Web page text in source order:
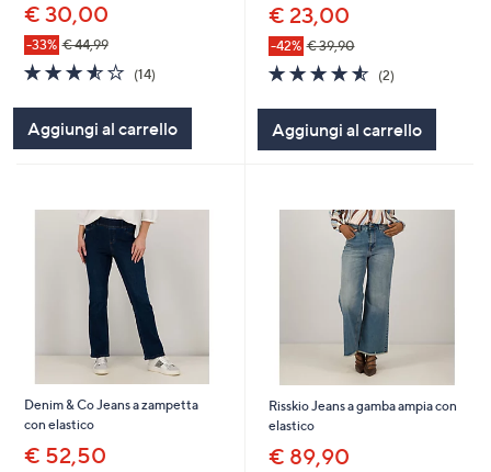
€ 30,00
-33% € 44,99
3.5
of
5
Stars
(14)14
Aggiungi al carrello
€ 23,00
-42% € 39,90
4.5
of
5
Stars
(2)2
Aggiungi al carrello
Denim & Co Jeans a zampetta
con elastico
€ 52,50
Risskio Jeans a gamba ampia con
elastico
€ 89,90